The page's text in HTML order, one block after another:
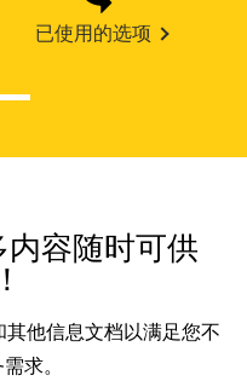
已使用的选项
容随时可供
他信息文档以满足您不
求。